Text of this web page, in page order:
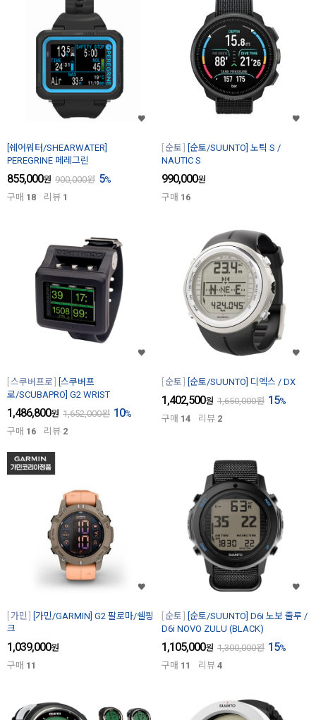
[쉐어워터/SHEARWATER]
PEREGRINE 페레그린
855,000원 900,000원 5%
구매 18 리뷰 1
순토
[순토/SUUNTO] 노틱 S /
NAUTIC S
990,000원
구매 16
스쿠버프로
[스쿠버프
로/SCUBAPRO] G2 WRIST
1,486,800원 1,652,000원 10%
구매 16 리뷰 2
순토 [순토/SUUNTO] 디엑스 / DX
1,402,500원 1,650,000원 15%
구매 14 리뷰 2
가민
[가민/GARMIN] G2 팔로마/쉘핑
크
1,039,000원
구매 11
순토
[순토/SUUNTO] D6i 노보 줄루 /
D6i NOVO ZULU (BLACK)
1,105,000원 1,300,000원 15%
구매 11 리뷰 4